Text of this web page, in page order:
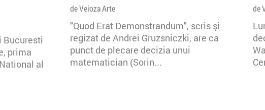
sau
primii
Bucuresti
prima
al
de Veioza Arte
"Quod Erat Demonstrandum", scris şi
regizat de Andrei Gruzsniczki, are ca
punct de plecare decizia unui
matematician (Sorin...
de